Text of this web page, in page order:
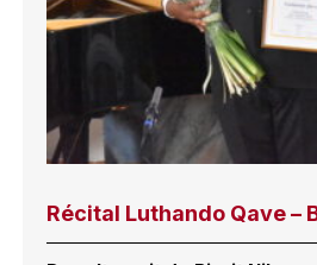
Récital Luthando Qave –